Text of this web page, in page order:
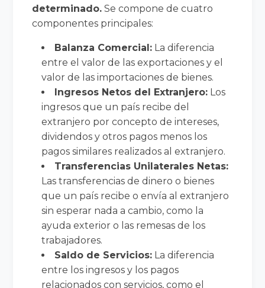
determinado. Se compone de cuatro
componentes principales:
Balanza Comercial: La diferencia
entre el valor de las exportaciones y el
valor de las importaciones de bienes.
Ingresos Netos del Extranjero: Los
ingresos que un país recibe del
extranjero por concepto de intereses,
dividendos y otros pagos menos los
pagos similares realizados al extranjero.
Transferencias Unilaterales Netas:
Las transferencias de dinero o bienes
que un país recibe o envía al extranjero
sin esperar nada a cambio, como la
ayuda exterior o las remesas de los
trabajadores.
Saldo de Servicios: La diferencia
entre los ingresos y los pagos
relacionados con servicios, como el